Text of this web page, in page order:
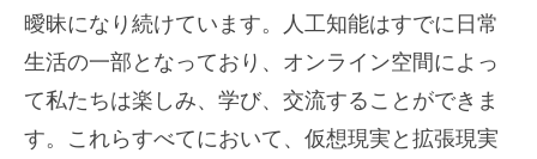
曖昧になり続けています。人工知能はすでに日常
生活の一部となっており、オンライン空間によっ
て私たちは楽しみ、学び、交流することができま
す。これらすべてにおいて、仮想現実と拡張現実